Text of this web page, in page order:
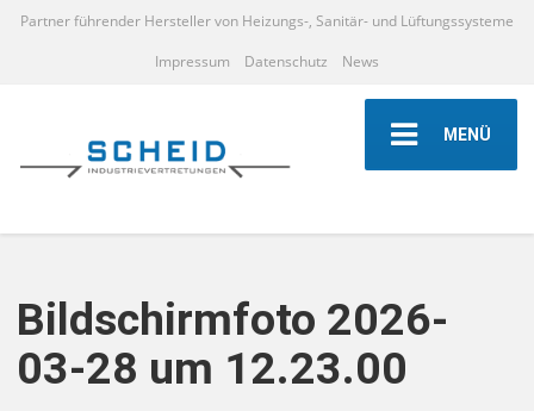
Partner führender Hersteller von Heizungs-, Sanitär- und Lüftungssysteme
Impressum
Datenschutz News
MENÜ
Bildschirmfoto 2026-
03-28 um 12.23.00